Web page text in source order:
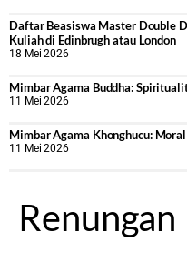
Daftar Beasiswa Master Double
Kuliah di Edinbrugh atau London
18 Mei 2026
Mimbar Agama Buddha:
11 Mei 2026
Mimbar Agama Khonghucu:
11 Mei 2026
Renungan